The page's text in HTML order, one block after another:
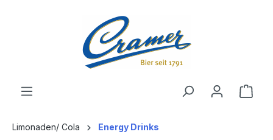
Limonaden/ Cola Energy Drinks